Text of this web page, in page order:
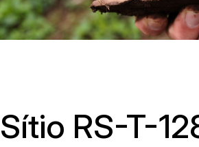
Sítio RS-T-